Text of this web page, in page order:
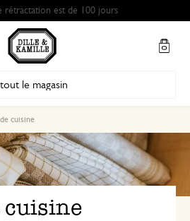
dans nos magasins*
cuisine
cuisine